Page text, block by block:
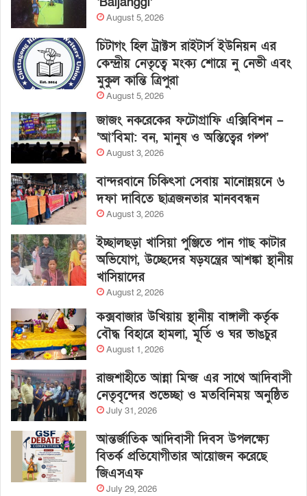
August 5, 2026
চিটাগং হিল ট্রাক্টস রাইটার্স ইউনিয়ন এর
কেন্দ্রীয় নেতৃত্বে মংক্য শোয়ে নু নেভী এবং
মুকুল কান্তি ত্রিপুরা
August 5, 2026
জাজং নকরেকের ফটোগ্রাফি এক্সিবিশন –
‘আ’বিমা: বন, মানুষ ও অস্তিত্বের গল্প’
August 3, 2026
বান্দরবানে চিকিৎসা সেবায় মানোন্নয়নে ৬
দফা দাবিতে ছাত্রজনতার মানববন্ধন
August 3, 2026
ইচ্ছালছড়া খাসিয়া পুঞ্জিতে পান গাছ কাটার
অভিযোগ, উচ্ছেদের ষড়যন্ত্রের আশঙ্কা স্থানীয়
খাসিয়াদের
August 2, 2026
কক্সবাজার উখিয়ায় স্থানীয় বাঙ্গালী কর্তৃক
বৌদ্ধ বিহারে হামলা, মূর্তি ও ঘর ভাঙচুর
August 1, 2026
রাজশাহীতে আন্না মিন্জ এর সাথে আদিবাসী
নেতৃবৃন্দের শুভেচ্ছা ও মতবিনিময় অনুষ্ঠিত
July 31, 2026
আন্তর্জাতিক আদিবাসী দিবস উপলক্ষ্যে
বিতর্ক প্রতিযোগীতার আয়োজন করেছে
জিএসএফ
July 29, 2026